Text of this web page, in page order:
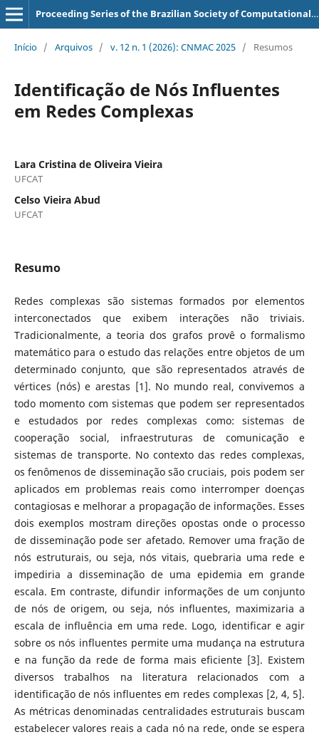
Proceeding Series of the Brazilian Society of Computational and Applied Mathematics
Início / Arquivos / v. 12 n. 1 (2026): CNMAC 2025 / Resumos
Identificação de Nós Influentes
em Redes Complexas
Lara Cristina de Oliveira Vieira
UFCAT
Celso Vieira Abud
UFCAT
Resumo
Redes complexas são sistemas formados por elementos
interconectados que exibem interações não triviais.
Tradicionalmente, a teoria dos grafos provê o formalismo
matemático para o estudo das relações entre objetos de um
determinado conjunto, que são representados através de
vértices (nós) e arestas [1]. No mundo real, convivemos a
todo momento com sistemas que podem ser representados
e estudados por redes complexas como: sistemas de
cooperação social, infraestruturas de comunicação e
sistemas de transporte. No contexto das redes complexas,
os fenômenos de disseminação são cruciais, pois podem ser
aplicados em problemas reais como interromper doenças
contagiosas e melhorar a propagação de informações. Esses
dois exemplos mostram direções opostas onde o processo
de disseminação pode ser afetado. Remover uma fração de
nós estruturais, ou seja, nós vitais, quebraria uma rede e
impediria a disseminação de uma epidemia em grande
escala. Em contraste, difundir informações de um conjunto
de nós de origem, ou seja, nós influentes, maximizaria a
escala de influência em uma rede. Logo, identificar e agir
sobre os nós influentes permite uma mudança na estrutura
e na função da rede de forma mais eficiente [3]. Existem
diversos trabalhos na literatura relacionados com a
identificação de nós influentes em redes complexas [2, 4, 5].
As métricas denominadas centralidades estruturais buscam
estabelecer valores reais a cada nó na rede, onde se espera